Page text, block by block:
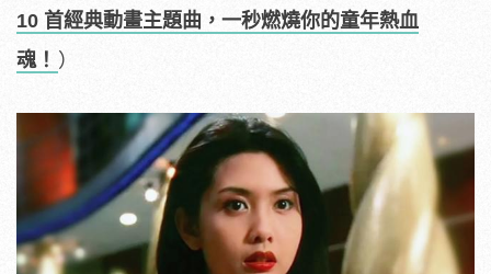
10 首經典動畫主題曲，一秒燃燒你的童年熱血
魂！ ）